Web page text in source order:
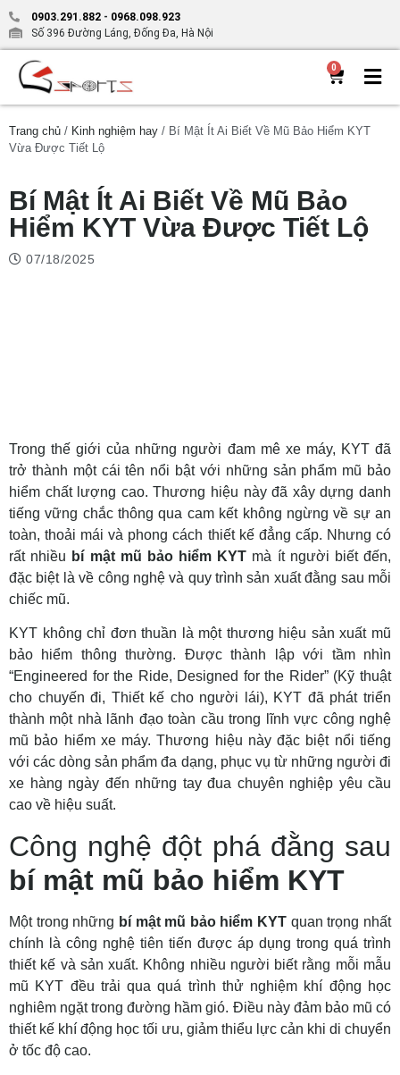
0903.291.882 - 0968.098.923
Số 396 Đường Láng, Đống Đa, Hà Nội
0
Trang chủ / Kinh nghiệm hay / Bí Mật Ít Ai Biết Về Mũ Bảo Hiểm KYT
Vừa Được Tiết Lộ
Bí Mật Ít Ai Biết Về Mũ Bảo
Hiểm KYT Vừa Được Tiết Lộ
07/18/2025
Trong thế giới của những người đam mê xe máy, KYT đã
trở thành một cái tên nổi bật với những sản phẩm mũ bảo
hiểm chất lượng cao. Thương hiệu này đã xây dựng danh
tiếng vững chắc thông qua cam kết không ngừng về sự an
toàn, thoải mái và phong cách thiết kế đẳng cấp. Nhưng có
rất nhiều bí mật mũ bảo hiểm KYT mà ít người biết đến,
đặc biệt là về công nghệ và quy trình sản xuất đằng sau mỗi
chiếc mũ.
KYT không chỉ đơn thuần là một thương hiệu sản xuất mũ
bảo hiểm thông thường. Được thành lập với tầm nhìn
“Engineered for the Ride, Designed for the Rider” (Kỹ thuật
cho chuyến đi, Thiết kế cho người lái), KYT đã phát triển
thành một nhà lãnh đạo toàn cầu trong lĩnh vực công nghệ
mũ bảo hiểm xe máy. Thương hiệu này đặc biệt nổi tiếng
với các dòng sản phẩm đa dạng, phục vụ từ những người đi
xe hàng ngày đến những tay đua chuyên nghiệp yêu cầu
cao về hiệu suất.
Công nghệ đột phá đằng sau
bí mật mũ bảo hiểm KYT
Một trong những bí mật mũ bảo hiểm KYT quan trọng nhất
chính là công nghệ tiên tiến được áp dụng trong quá trình
thiết kế và sản xuất. Không nhiều người biết rằng mỗi mẫu
mũ KYT đều trải qua quá trình thử nghiệm khí động học
nghiêm ngặt trong đường hầm gió. Điều này đảm bảo mũ có
thiết kế khí động học tối ưu, giảm thiểu lực cản khi di chuyển
ở tốc độ cao.